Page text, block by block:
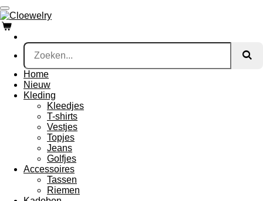
Ga
direct
naar
de
hoofdinhoud
Home
Nieuw
Kleding
Kleedjes
T-shirts
Vestjes
Topjes
Jeans
Golfjes
Accessoires
Tassen
Riemen